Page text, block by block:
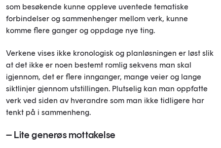
som besøkende kunne oppleve uventede tematiske
forbindelser og sammenhenger mellom verk, kunne
komme flere ganger og oppdage nye ting.
Verkene vises ikke kronologisk og planløsningen er løst slik
at det ikke er noen bestemt romlig sekvens man skal
igjennom, det er flere innganger, mange veier og lange
siktlinjer gjennom utstillingen. Plutselig kan man oppfatte
verk ved siden av hverandre som man ikke tidligere har
tenkt på i sammenheng.
– Lite generøs mottakelse